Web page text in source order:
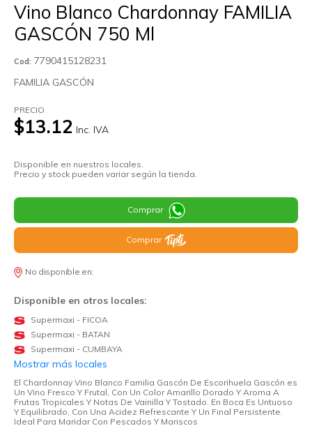
Vino Blanco Chardonnay FAMILIA
GASCÓN 750 Ml
Cod: 7790415128231
FAMILIA GASCÓN
PRECIO
$13.12 Inc. IVA
Disponible en nuestros locales.
Precio y stock pueden variar según la tienda.
Comprar
Comprar
No disponible en:
Disponible en otros locales:
Supermaxi - FICOA
Supermaxi - BATAN
Supermaxi - CUMBAYA
Mostrar más locales
El Chardonnay Vino Blanco Familia Gascón De Escorihuela Gascón es
Un Vino Fresco Y Frutal, Con Un Color Amarillo Dorado Y Aroma A
Frutas Tropicales Y Notas De Vainilla Y Tostado. En Boca Es Untuoso
Y Equilibrado, Con Una Acidez Refrescante Y Un Final Persistente.
Ideal Para Maridar Con Pescados Y Mariscos